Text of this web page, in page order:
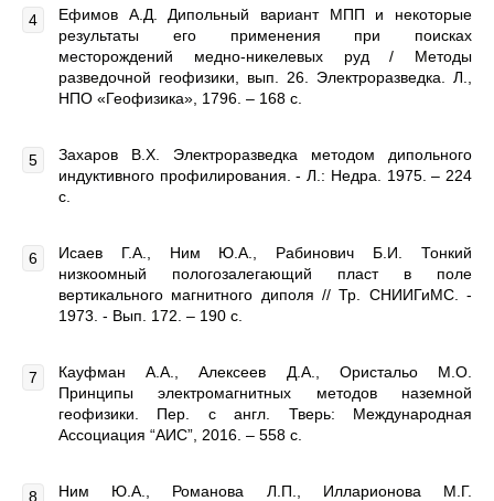
Ефимов А.Д. Дипольный вариант МПП и некоторые
результаты его применения при поисках
месторождений медно-никелевых руд / Методы
разведочной геофизики, вып. 26. Электроразведка. Л.,
НПО «Геофизика», 1796. – 168 с.
Захаров В.Х. Электроразведка методом дипольного
индуктивного профилирования. - Л.: Недра. 1975. – 224
с.
Исаев Г.А., Ним Ю.А., Рабинович Б.И. Тонкий
низкоомный пологозалегающий пласт в поле
вертикального магнитного диполя // Тр. СНИИГиМС. -
1973. - Вып. 172. – 190 с.
Кауфман А.А., Алексеев Д.А., Ористальо М.О.
Принципы электромагнитных методов наземной
геофизики. Пер. с англ. Тверь: Международная
Ассоциация “АИС”, 2016. – 558 с.
Ним Ю.А., Романова Л.П., Илларионова М.Г.